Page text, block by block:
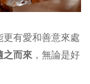
更有愛和善意來處
之而來 ，無論是好